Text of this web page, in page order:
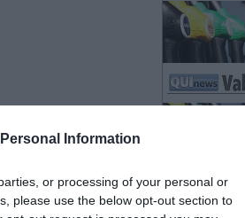
Information
or processing of your personal or
please use the below opt-out section to